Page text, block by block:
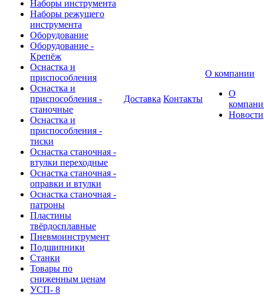
Наборы инструмента
Наборы режущего
инструмента
Оборудование
Оборудование -
Крепёж
Оснастка и
приспособления
Оснастка и
приспособления -
станочные
Оснастка и
приспособления -
тиски
Оснастка станочная -
втулки переходные
Оснастка станочная -
оправки и втулки
Оснастка станочная -
патроны
Пластины
твёрдосплавные
Пневмоинструмент
Подшипники
Станки
Товары по
сниженным ценам
УСП- 8
Доставка Контакты
О компании
О
Новости